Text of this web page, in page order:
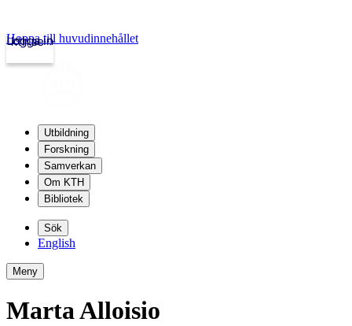
kth.se
Logga in
Hoppa till huvudinnehållet
Utbildning
Forskning
Samverkan
Om KTH
Bibliotek
Sök
English
Meny
Marta Alloisio